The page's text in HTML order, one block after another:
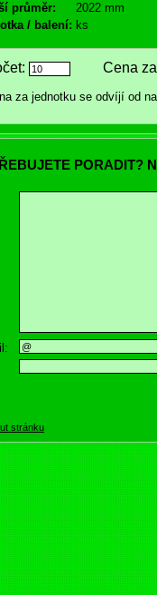
průměr:
2022 mm
/ balení: ks
Cena za
za jednotku se odvíjí od
PORADIT?
stránku